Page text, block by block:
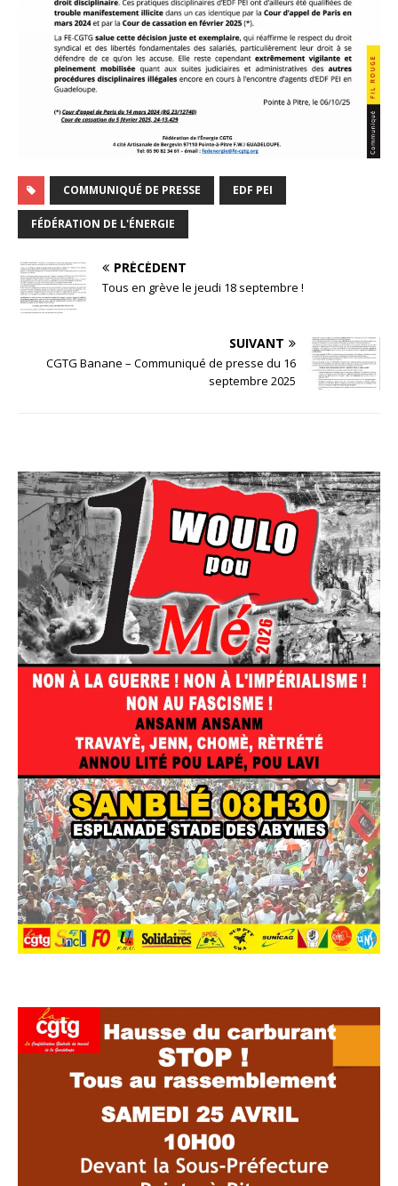
COMMUNIQUÉ DE PRESSE EDF PEI
FÉDÉRATION DE L'ÉNERGIE
PRÉCÉDENT
Tous en grève le jeudi 18 septembre !
SUIVANT
CGTG Banane – Communiqué de presse du 16
septembre 2025